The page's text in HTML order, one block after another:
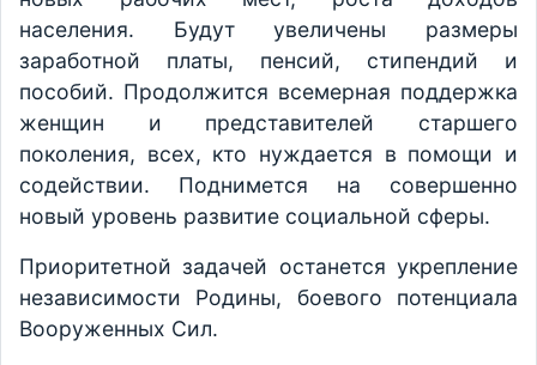
населения. Будут увеличены размеры
заработной платы, пенсий, стипендий и
пособий. Продолжится всемерная поддержка
женщин и представителей старшего
поколения, всех, кто нуждается в помощи и
содействии. Поднимется на совершенно
новый уровень развитие социальной сферы.
Приоритетной задачей останется укрепление
независимости Родины, боевого потенциала
Вооруженных Сил.